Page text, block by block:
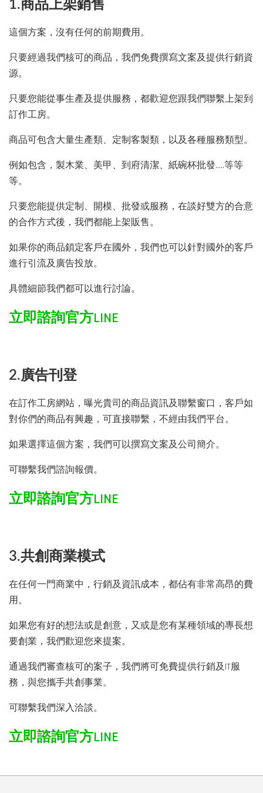
1.商品上架銷售
這個方案，沒有任何的前期費用。
只要經過我們核可的商品，我們免費撰寫文案及提供行銷資
源。
只要您能從事生產及提供服務，都歡迎您跟我們聯繫上架到
訂作工房。
商品可包含大量生產類、定制客製類，以及各種服務類型。
例如包含，製木業、美甲、到府清潔、紙碗杯批發…..等等
等。
只要您能提供定制、開模、批發或服務，在談好雙方的合意
的合作方式後，我們都能上架販售。
如果你的商品鎖定客戶在國外，我們也可以針對國外的客戶
進行引流及廣告投放。
具體細節我們都可以進行討論。
立即諮詢官方LINE
2.廣告刊登
在訂作工房網站，曝光貴司的商品資訊及聯繫窗口，客戶如
對你們的商品有興趣，可直接聯繫，不經由我們平台。
如果選擇這個方案，我們可以撰寫文案及公司簡介。
可聯繫我們諮詢報價。
立即諮詢官方LINE
3.共創商業模式
在任何一門商業中，行銷及資訊成本，都佔有非常高昂的費
用。
如果您有好的想法或是創意，又或是您有某種領域的專長想
要創業，我們歡迎您來提案。
通過我們審查核可的案子，我們將可免費提供行銷及IT服
務，與您攜手共創事業。
可聯繫我們深入洽談。
立即諮詢官方LINE